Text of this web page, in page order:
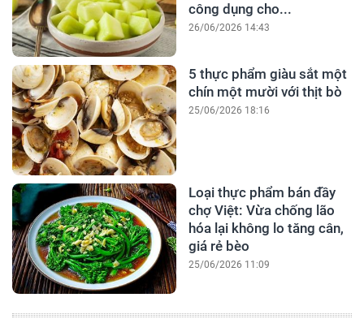
công dụng cho...
26/06/2026 14:43
5 thực phẩm giàu sắt một
chín một mười với thịt bò
25/06/2026 18:16
Loại thực phẩm bán đầy
chợ Việt: Vừa chống lão
hóa lại không lo tăng cân,
giá rẻ bèo
25/06/2026 11:09